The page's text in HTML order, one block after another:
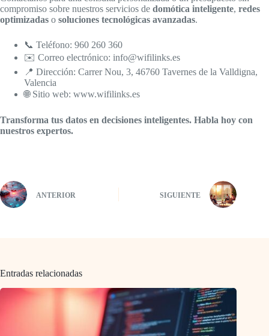
compromiso sobre nuestros servicios de domótica inteligente, redes
optimizadas o soluciones tecnológicas avanzadas.
📞 Teléfono: 960 260 360
✉️ Correo electrónico: info@wifilinks.es
📍 Dirección: Carrer Nou, 3, 46760 Tavernes de la Valldigna,
Valencia
🌐 Sitio web: www.wifilinks.es
Transforma tus datos en decisiones inteligentes. Habla hoy con
nuestros expertos.
ANTERIOR SIGUIENTE
Entradas relacionadas